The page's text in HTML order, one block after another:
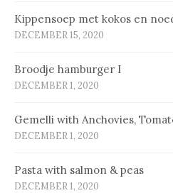
Kip­pen­soep met ko­kos en
DECEMBER 15, 2020
Broodje hamburger I
DECEMBER 1, 2020
Gemelli with Anchovies,
DECEMBER 1, 2020
Pasta with salmon & peas
DECEMBER 1, 2020